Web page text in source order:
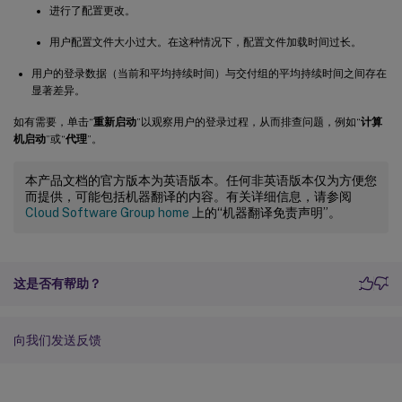
进行了配置更改。
用户配置文件大小过大。在这种情况下，配置文件加载时间过长。
用户的登录数据（当前和平均持续时间）与交付组的平均持续时间之间存在
显著差异。
如有需要，单击“重新启动”以观察用户的登录过程，从而排查问题，例如“计算
机启动”或“代理”。
本产品文档的官方版本为英语版本。任何非英语版本仅为方便您
而提供，可能包括机器翻译的内容。有关详细信息，请参阅
Cloud Software Group home 上的“机器翻译免责声明”。
这是否有帮助？
向我们发送反馈